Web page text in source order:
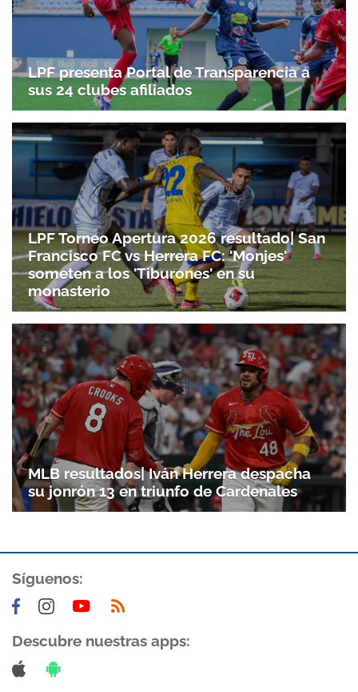
LPF presenta Portal de Transparencia a
sus 24 clubes afiliados
LPF Torneo Apertura 2026 resultado| San
Francisco FC vs Herrera FC: 'Monjes'
someten a los 'Tiburones' en su
monasterio
MLB resultados| Iván Herrera despacha
su jonrón 13 en triunfo de Cardenales
Síguenos:
Descubre nuestras apps: